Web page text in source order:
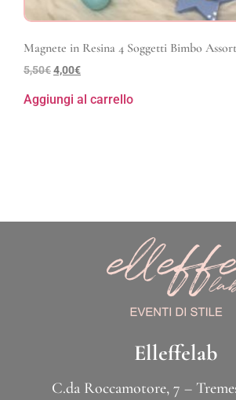
Magnete in Resina 4 Soggetti Bimbo
5,50€4,00€
Aggiungi al carrello
Elleffelab
C.da Roccamotore, 7 –